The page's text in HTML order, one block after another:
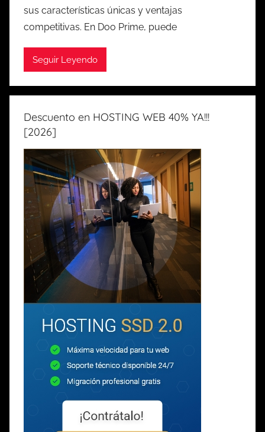
sus características únicas y ventajas
competitivas. En Doo Prime, puede
Seguir Leyendo
Descuento en HOSTING WEB 40% YA!!!
[2026]